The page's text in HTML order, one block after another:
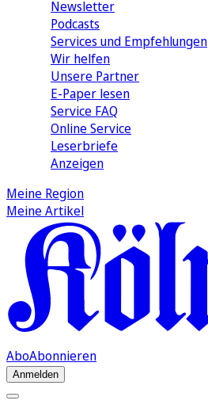
Newsletter
Podcasts
Services und Empfehlungen
Wir helfen
Unsere Partner
E-Paper lesen
Service FAQ
Online Service
Leserbriefe
Anzeigen
Meine Region
Meine Artikel
AboAbonnieren
Anmelden